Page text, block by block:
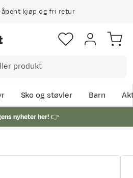
kjøp og fri retur
Sko og støvler Barn
nyheter her!👉